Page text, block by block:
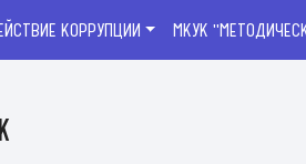
КОРРУПЦИИ МКУК